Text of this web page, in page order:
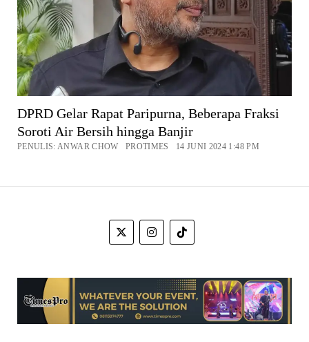
DPRD Gelar Rapat Paripurna, Beberapa Fraksi
Soroti Air Bersih hingga Banjir
PENULIS: ANWAR CHOW PROTIMES 14 JUNI 2024 1:48 PM